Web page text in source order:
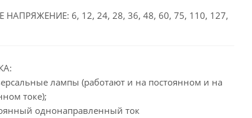
НАПРЯЖЕНИЕ: 6, 12, 24, 28, 36, 48, 60, 75, 110, 127,
лампы (работают и на постоянном и на
токе);
однонаправленный ток